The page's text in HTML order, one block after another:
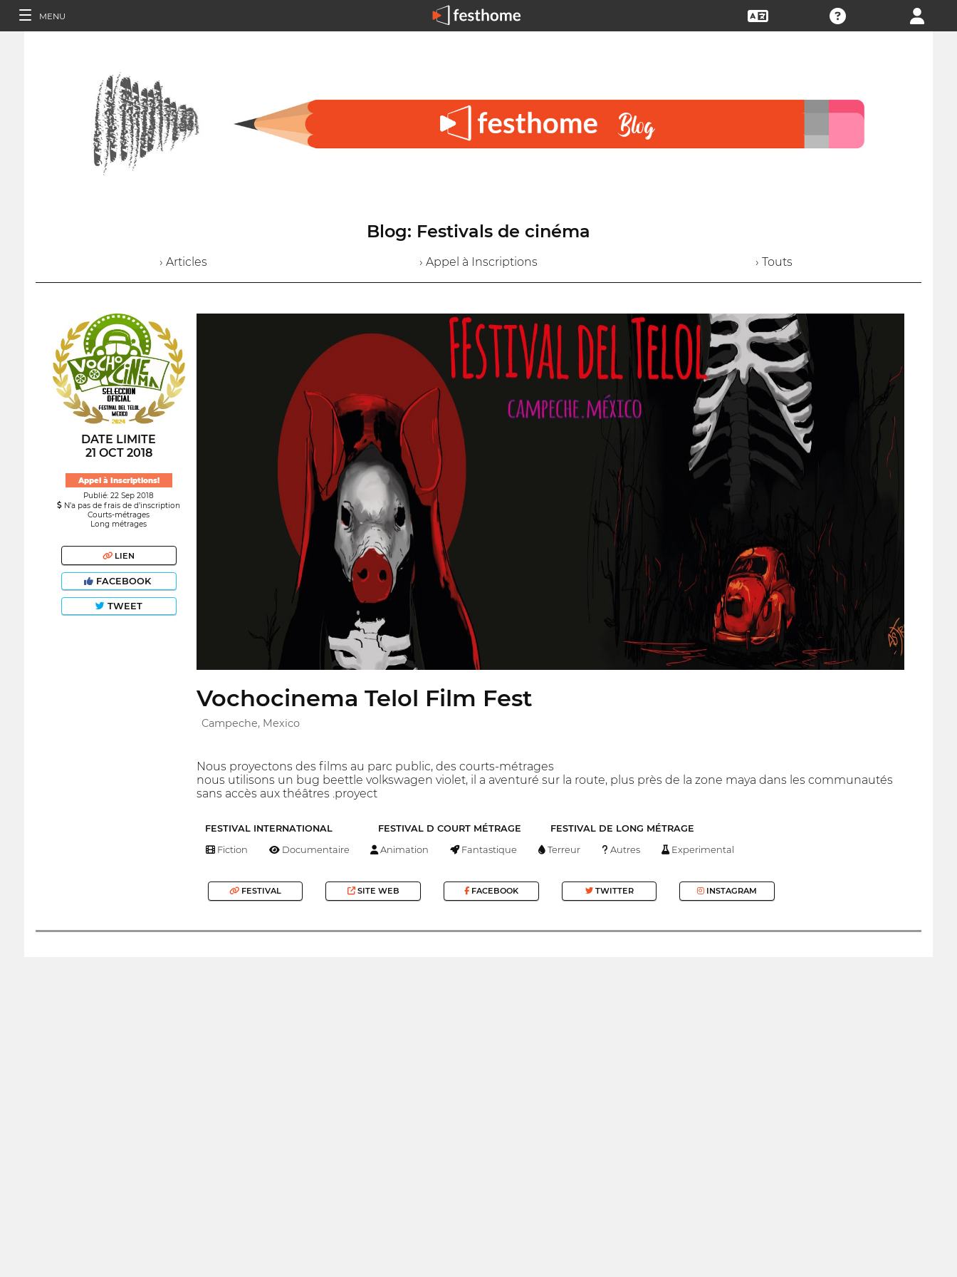
MENU
Blog: Festivals de cinéma
› Articles › Appel à Inscriptions › Touts
DATE LIMITE
21 OCT 2018
Appel à Inscriptions!
Publié: 22 Sep 2018
N’a pas de frais de d’inscription
Courts-métrages
Long métrages
LIEN
FACEBOOK
TWEET
Vochocinema Telol Film Fest
Campeche, Mexico
Nous proyectons des films au parc public, des courts-métrages
nous utilisons un bug beettle volkswagen violet, il a aventuré sur la route, plus près de la zone maya dans les communautés
sans accès aux théâtres .proyect
FESTIVAL INTERNATIONAL FESTIVAL D COURT MÉTRAGE FESTIVAL DE LONG MÉTRAGE
Fiction Documentaire Animation Fantastique Terreur Autres Experimental
FESTIVAL SITE WEB FACEBOOK TWITTER INSTAGRAM